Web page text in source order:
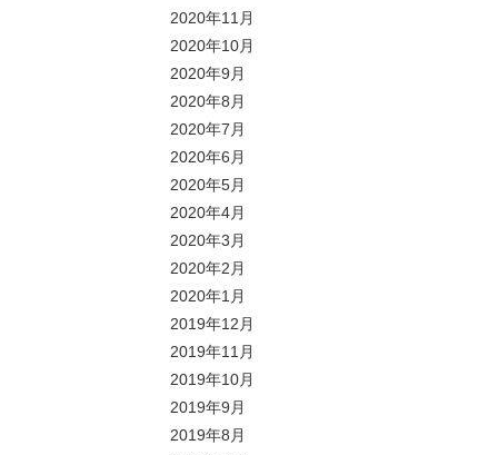
2020年11月
2020年10月
2020年9月
2020年8月
2020年7月
2020年6月
2020年5月
2020年4月
2020年3月
2020年2月
2020年1月
2019年12月
2019年11月
2019年10月
2019年9月
2019年8月